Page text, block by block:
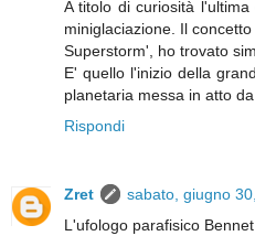
A titolo di curiosità
miniglaciazione. Il
Superstorm', ho trovato
E' quello l'inizio della
planetaria messa in atto
Rispondi
Zret
sabato, giugno
L'ufologo parafisico